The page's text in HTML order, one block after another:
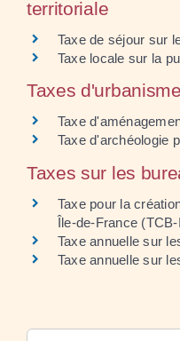
territoriale
Taxe de séjour sur
Taxe locale sur la
Taxes d'urbanisme
Taxe
Taxe d'archéologie
Taxes sur les
Taxe pour la
Île-de-France (TCB-
Taxe annuelle sur
Taxe annuelle sur